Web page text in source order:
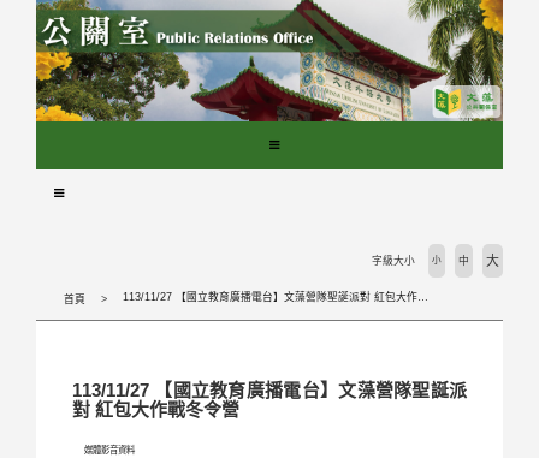
首頁 113/11/27 【國立教育廣播電台】文藻營隊聖誕派對 紅包大作戰冬令營
字級大小 小 中 大
113/11/27 【國立教育廣播電台】文藻營隊聖誕派
對 紅包大作戰冬令營
媒體影音資料